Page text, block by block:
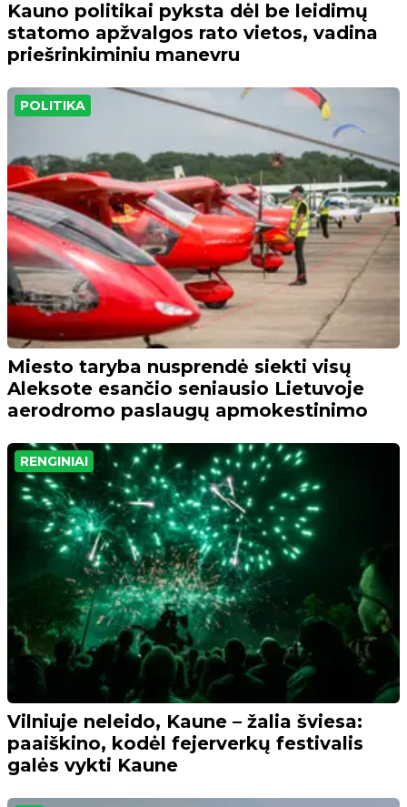
Kauno politikai pyksta dėl be leidimų
statomo apžvalgos rato vietos, vadina
priešrinkiminiu manevru
POLITIKA
Miesto taryba nusprendė siekti visų
Aleksote esančio seniausio Lietuvoje
aerodromo paslaugų apmokestinimo
RENGINIAI
Vilniuje neleido, Kaune – žalia šviesa:
paaiškino, kodėl fejerverkų festivalis
galės vykti Kaune